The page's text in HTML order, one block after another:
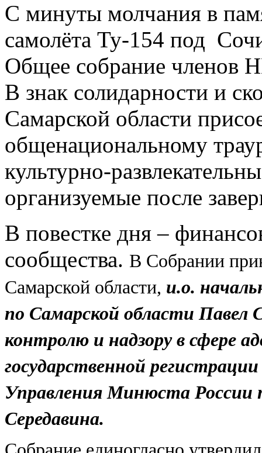
С минуты молчания в
самолёта Ту-154 под
Общее собрание членов
В знак солидарности и
Самарской области
общенациональному
культурно-
организуемые после
В повестке дня –
сообщества. В Собрании
Самарской области, и.о.
по Самарской области Павел
контролю и надзору в сфере
государственной
Управления Минюста России
Середавина.